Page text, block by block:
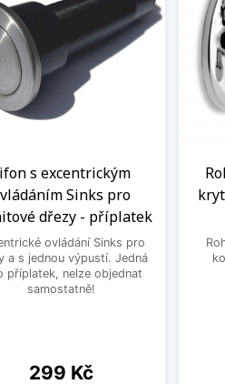
s excentrickým
Sinks pro
dřezy - příplatek
ovládání Sinks pro
a s jednou výpustí. Jedná
příplatek, nelze objednat
samostatně!
Cena
299 Kč